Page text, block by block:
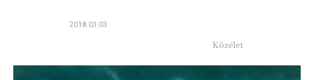
2018.03.03
Közélet